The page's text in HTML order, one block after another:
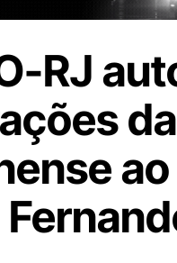
RJ